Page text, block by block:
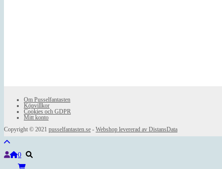
Om Pusselfantasten
Köpvillkor
Cookies och GDPR
Mitt konto
Copyright © 2021 pusselfantasten.se - Webshop levererad av DistansData
0